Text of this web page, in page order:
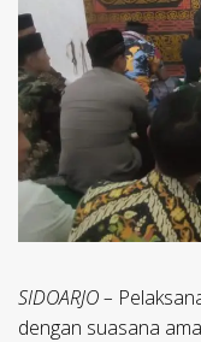
SIDOARJO –
dengan suasana